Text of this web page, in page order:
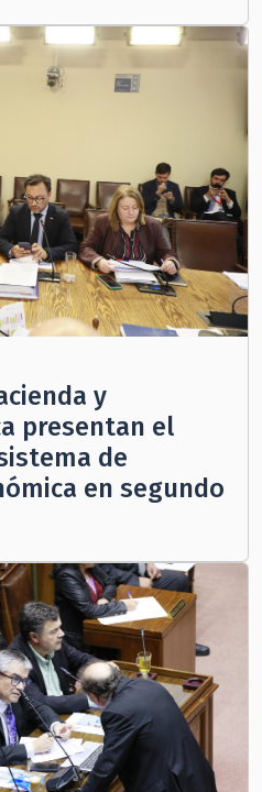
y
presentan el
de
en segundo